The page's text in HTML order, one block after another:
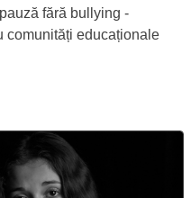
fără bullying -
comunități educaționale